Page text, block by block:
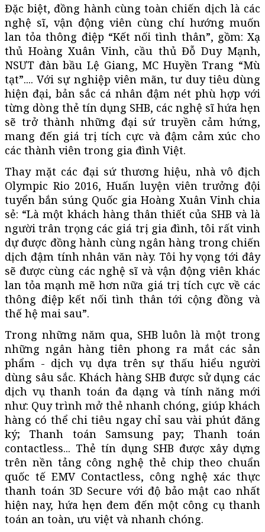
Đặc biệt, đồng hành cùng toàn chiến dịch là các
nghệ sĩ, vận động viên cùng chí hướng muốn
lan tỏa thông điệp “Kết nối tình thân”, gồm: Xạ
thủ Hoàng Xuân Vinh, cầu thủ Đỗ Duy Mạnh,
NSƯT đàn bầu Lệ Giang, MC Huyền Trang “Mù
tạt”.... Với sự nghiệp viên mãn, tư duy tiêu dùng
hiện đại, bản sắc cá nhân đậm nét phù hợp với
từng dòng thẻ tín dụng SHB, các nghệ sĩ hứa hẹn
sẽ trở thành những đại sứ truyền cảm hứng,
mang đến giá trị tích cực và đậm cảm xúc cho
các thành viên trong gia đình Việt.
Thay mặt các đại sứ thương hiệu, nhà vô địch
Olympic Rio 2016, Huấn luyện viên trưởng đội
tuyển bắn súng Quốc gia Hoàng Xuân Vinh chia
sẻ: “Là một khách hàng thân thiết của SHB và là
người trân trọng các giá trị gia đình, tôi rất vinh
dự được đồng hành cùng ngân hàng trong chiến
dịch đậm tính nhân văn này. Tôi hy vọng tới đây
sẽ được cùng các nghệ sĩ và vận động viên khác
lan tỏa mạnh mẽ hơn nữa giá trị tích cực về các
thông điệp kết nối tình thân tới cộng đồng và
thế hệ mai sau”.
Trong những năm qua, SHB luôn là một trong
những ngân hàng tiên phong ra mắt các sản
phẩm - dịch vụ dựa trên sự thấu hiểu người
dùng sâu sắc. Khách hàng SHB được sử dụng các
dịch vụ thanh toán đa dạng và tính năng mới
như: Quy trình mở thẻ nhanh chóng, giúp khách
hàng có thể chi tiêu ngay chỉ sau vài phút đăng
ký; Thanh toán Samsung pay; Thanh toán
contactless... Thẻ tín dụng SHB được xây dựng
trên nền tảng công nghệ thẻ chip theo chuẩn
quốc tế EMV Contactless, công nghệ xác thực
thanh toán 3D Secure với độ bảo mật cao nhất
hiện nay, hứa hẹn đem đến một công cụ thanh
toán an toàn, ưu việt và nhanh chóng.